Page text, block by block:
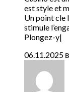
est style et
Un point cle
stimule
Plongez-y|
06.11.2025